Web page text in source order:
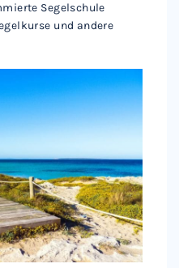
Segelschule
und andere